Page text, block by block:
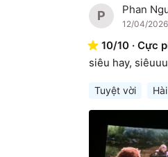
P Phan
12/04/2026
10/10 · Cực
siêu hay,
Tuyệt vời